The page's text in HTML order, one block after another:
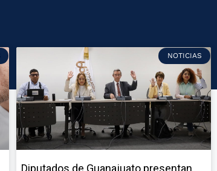
NOTICIAS
Diputados de Guanajuato presentan